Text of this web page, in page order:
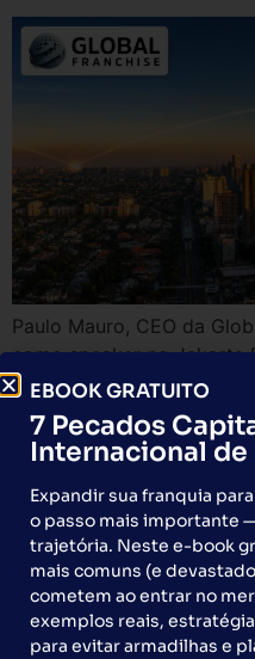
Paulo Mauro, CEO da
como speaker no Jakarta
maior evento de
lidera delegação de
Jacarta com parada
Brasil
delegação
franchising
Expo 2026
EBOOK GRATUITO
7 Pecados
Internacional de
Expandir sua franquia
o passo mais importante
trajetória. Neste e-book
mais comuns (e
cometem ao entrar no
exemplos reais,
para evitar armadilhas e